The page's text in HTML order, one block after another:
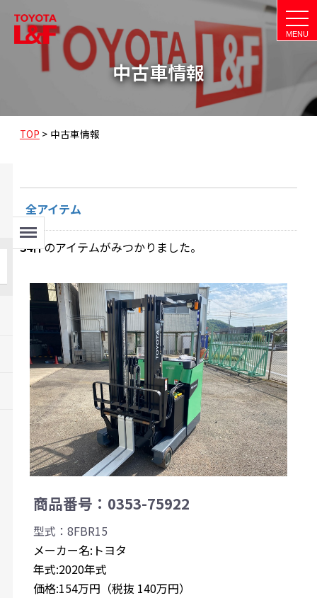
t
o
g
中古車情報
TOP > 中古車情報
Menu
全アイテム
34件のアイテムがみつかりました。
商品番号：0353-75922
型式：8FBR15
メーカー名:トヨタ
年式:2020年式
価格:154万円（税抜 140万円）